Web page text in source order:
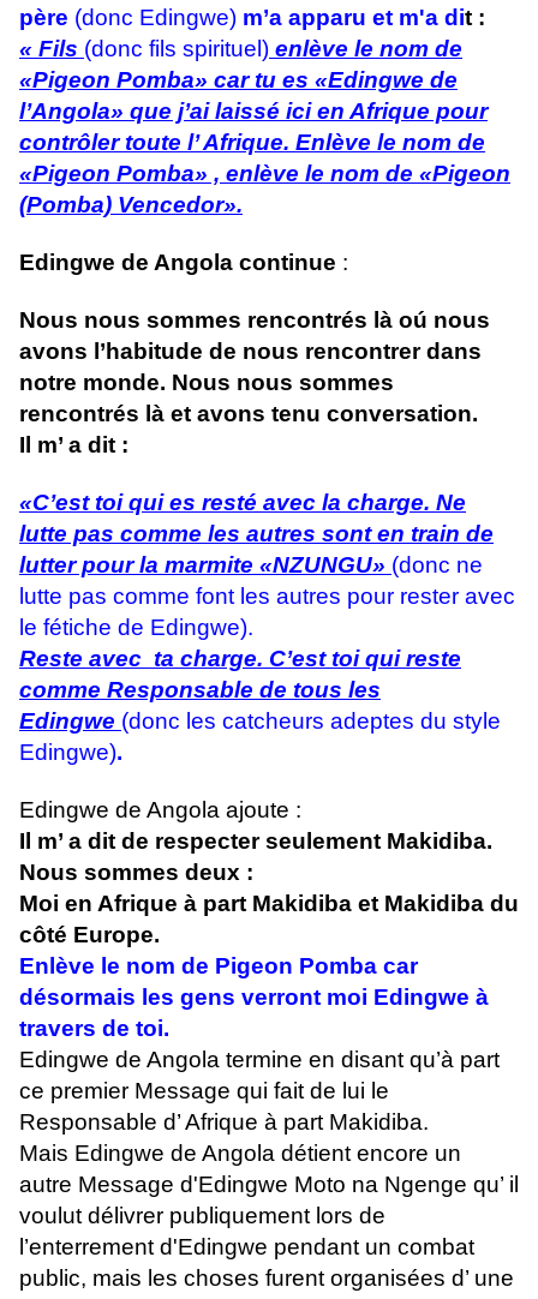
père (donc Edingwe) m’a apparu et m'a dit :
« Fils (donc fils spirituel) enlève le nom de
«Pigeon Pomba» car tu es «Edingwe de
l’Angola» que j’ai laissé ici en Afrique pour
contrôler toute l’ Afrique. Enlève le nom de
«Pigeon Pomba» , enlève le nom de «Pigeon
(Pomba) Vencedor».
Edingwe de Angola continue :
Nous nous sommes rencontrés là oú nous
avons l’habitude de nous rencontrer dans
notre monde. Nous nous sommes
rencontrés là et avons tenu conversation.
Il m’ a dit :
«C’est toi qui es resté avec la charge. Ne
lutte pas comme les autres sont en train de
lutter pour la marmite «NZUNGU» (donc ne
lutte pas comme font les autres pour rester avec
le fétiche de Edingwe).
Reste avec ta charge. C’est toi qui reste
comme Responsable de tous les
Edingwe (donc les catcheurs adeptes du style
Edingwe).
Edingwe de Angola ajoute :
Il m’ a dit de respecter seulement Makidiba.
Nous sommes deux :
Moi en Afrique à part Makidiba et Makidiba du
côté Europe.
Enlève le nom de Pigeon Pomba car
désormais les gens verront moi Edingwe à
travers de toi.
Edingwe de Angola termine en disant qu’à part
ce premier Message qui fait de lui le
Responsable d’ Afrique à part Makidiba.
Mais Edingwe de Angola détient encore un
autre Message d'Edingwe Moto na Ngenge qu’ il
voulut délivrer publiquement lors de
l’enterrement d'Edingwe pendant un combat
public, mais les choses furent organisées d’ une